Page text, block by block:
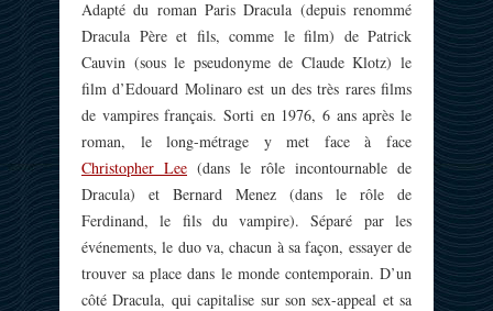
Adapté du roman Paris Dracula (depuis renommé
Dracula Père et fils, comme le film) de Patrick
Cauvin (sous le pseudonyme de Claude Klotz) le
film d’Edouard Molinaro est un des très rares films
de vampires français. Sorti en 1976, 6 ans après le
roman, le long-métrage y met face à face
Christopher Lee (dans le rôle incontournable de
Dracula) et Bernard Menez (dans le rôle de
Ferdinand, le fils du vampire). Séparé par les
événements, le duo va, chacun à sa façon, essayer de
trouver sa place dans le monde contemporain. D’un
côté Dracula, qui capitalise sur son sex-appeal et sa